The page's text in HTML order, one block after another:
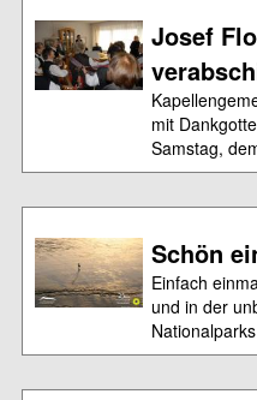
Josef
mit
Samstag,
Schön
Einfach
und in der